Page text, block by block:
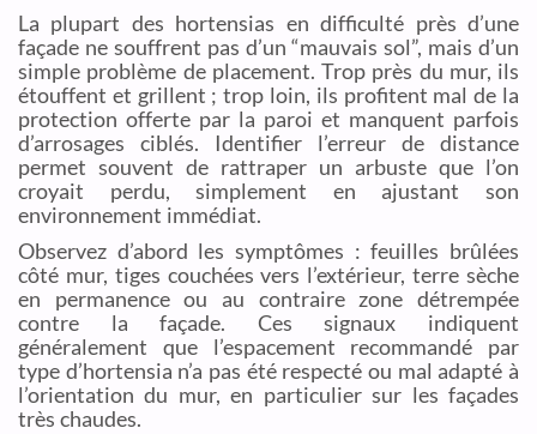
La plupart des hortensias en difficulté près d’une
façade ne souffrent pas d’un “mauvais sol”, mais d’un
simple problème de placement. Trop près du mur, ils
étouffent et grillent ; trop loin, ils profitent mal de la
protection offerte par la paroi et manquent parfois
d’arrosages ciblés. Identifier l’erreur de distance
permet souvent de rattraper un arbuste que l’on
croyait perdu, simplement en ajustant son
environnement immédiat.
Observez d’abord les symptômes : feuilles brûlées
côté mur, tiges couchées vers l’extérieur, terre sèche
en permanence ou au contraire zone détrempée
contre la façade. Ces signaux indiquent
généralement que l’espacement recommandé par
type d’hortensia n’a pas été respecté ou mal adapté à
l’orientation du mur, en particulier sur les façades
très chaudes.